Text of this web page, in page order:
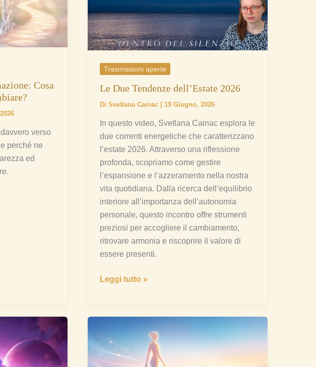
Cosa
verso
perché ne
ed
Trasmissioni aperte
Le Due Tendenze dell’Estate 2026
Di Svetlana Cainac 19 Giugno, 2026
In questo video, Svetlana Cainac esplora le
due correnti energetiche che caratterizzano
l’estate 2026. Attraverso una riflessione
profonda, scopriamo come gestire
l’espansione e l’azzeramento nella nostra
vita quotidiana. Dalla ricerca dell’equilibrio
interiore all’importanza dell’autonomia
personale, questo incontro offre strumenti
preziosi per accogliere il cambiamento,
ritrovare armonia e riscoprire il valore di
essere presenti.
Leggi tutto »
Adattarsi
all’Accelerazione
della